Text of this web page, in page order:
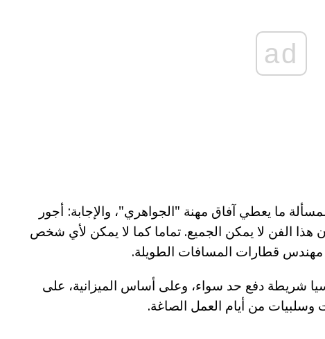
ad
ما يعطي آفاق مهنة "الجواهري"، والإجابة: أجور
هذا الفن لا يمكن الجميع. تماما كما لا يمكن لأي شخص
قطارات المسافات الطويلة.
شريطة دفع حد سواء، وعلى أساس الميزانية، على
وسلبيات من أيام العمل الصاغة.